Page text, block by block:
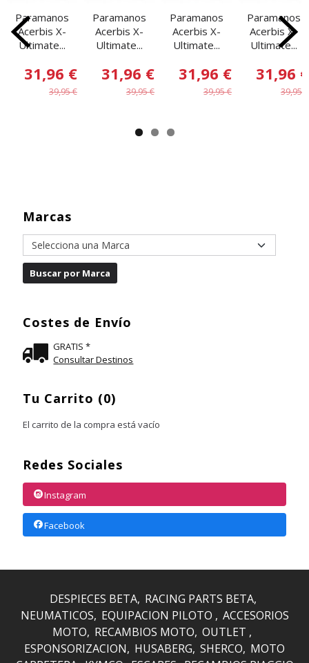
Marcas
Costes de Envío
GRATIS *
Consultar Destinos
Tu Carrito (0)
El carrito de la compra está vacío
Redes Sociales
Instagram
Facebook
Paramanos
Acerbis X-
Ultimate...
31,96 €
39,95 €
Paramanos
Acerbis X-
Ultimate...
31,96 €
39,95 €
Paramanos
Acerbis X-
Ultimate...
31,96 €
39,95 €
Paramanos
Acerbis X-
Ultimate...
31,96 €
39,95 €
DESPIECES BETA RACING PARTS BETA
NEUMATICOS EQUIPACION PILOTO
ACCESORIOS
MOTO RECAMBIOS MOTO OUTLET
ESPONSORIZACION
HUSABERG SHERCO MOTO